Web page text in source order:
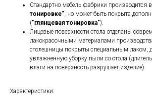
Стандартно мебель фабрики производится в
тонировке", но может быть покрыта
("глянцевая тонировка").
Лицевые поверхности стола отделаны
лакокрасочными материалами
столешницы покрыты специальным лаком,
увлажненную уборку пыли со стола
влаги на поверхность разрушает изделие)
Характеристики: